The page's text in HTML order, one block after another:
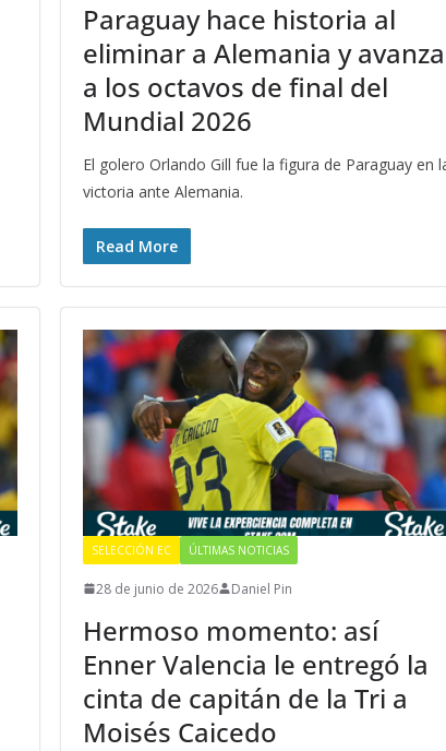
Paraguay hace historia al
eliminar a Alemania y avanza
a los octavos de final del
Mundial 2026
El golero Orlando Gill fue la figura de Paraguay en
victoria ante Alemania.
Read More
SELECCIÓN EC ÚLTIMAS NOTICIAS
28 de junio de 2026 Daniel Pin
Hermoso momento: así
Enner Valencia le entregó la
cinta de capitán de la Tri a
Moisés Caicedo